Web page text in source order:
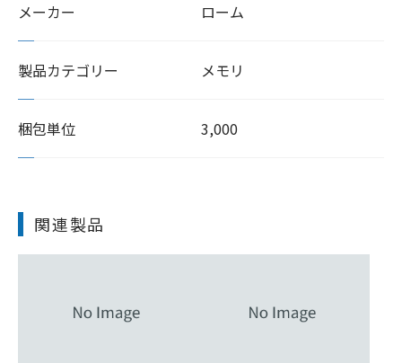
メーカー ローム
製品カテゴリー メモリ
梱包単位 3,000
関連製品